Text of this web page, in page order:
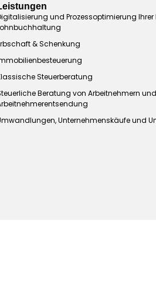
und Prozessoptimierung
& Schenkung
Steuerberatung
Beratung von Arbeitnehmern
Unternehmenskäufe und